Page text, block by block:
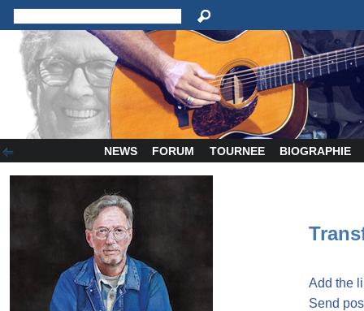
NEWS FORUM TOURNEE BIOGRAPHIE
Add the
Send